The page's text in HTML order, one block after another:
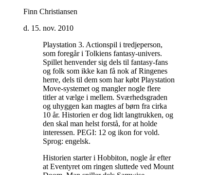
Finn Christiansen
d. 15. nov. 2010
Playstation 3. Actionspil i tredjeperson,
som foregår i Tolkiens fantasy-univers.
Spillet henvender sig dels til fantasy-fans
og folk som ikke kan få nok af Ringenes
herre, dels til dem som har købt Playstation
Move-systemet og mangler nogle flere
titler at vælge i mellem. Sværhedsgraden
og uhyggen kan magtes af børn fra cirka
10 år. Historien er dog lidt langtrukken, og
den skal man helst forstå, for at holde
interessen. PEGI: 12 og ikon for vold.
Sprog: engelsk.
Historien starter i Hobbiton, nogle år efter
at Eventyret om ringen sluttede ved Mount